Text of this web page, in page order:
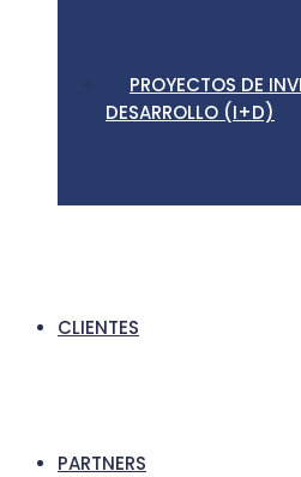
PROYECTOS DE
DESARROLLO (I+D)
CLIENTES
PARTNERS